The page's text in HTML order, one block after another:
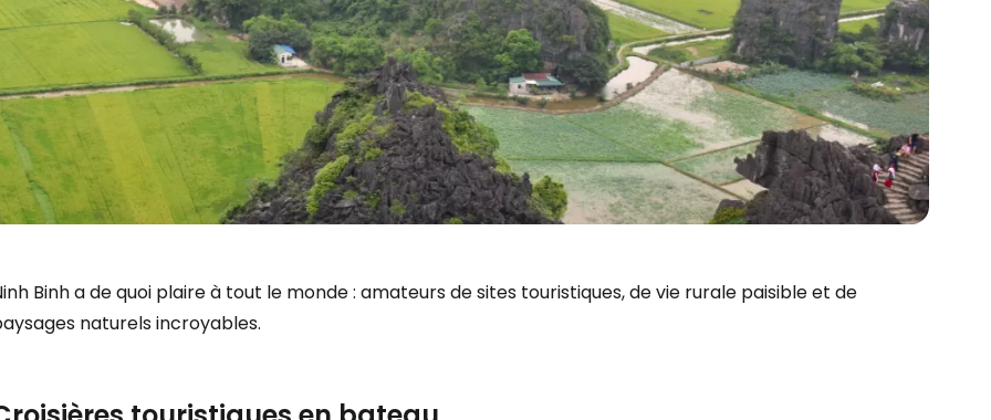
Binh a de quoi plaire à tout le monde : amateurs de sites touristiques, de vie rurale paisible et de
naturels incroyables.